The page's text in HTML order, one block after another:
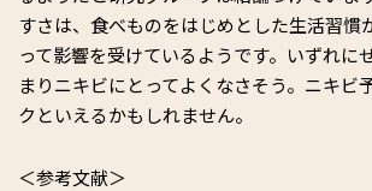
すさは、食べものをはじめとした生活習慣
って影響を受けているようです。いずれに
まりニキビにとってよくなさそう。ニキビ
クといえるかもしれません。
＜参考文献＞